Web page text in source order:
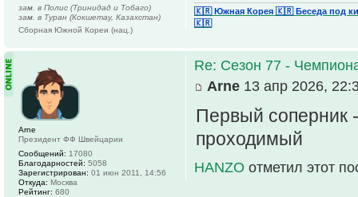
🇰🇷 Южная Корея 🇰🇷 Беседа под
🇰🇷
зам. в Полис (Тринидад и Тобаго)
зам. в Туран (Кокшетау, Казахстан)
Сборная Южной Кореи (нац.)
Re: Сезон 77 -
Arne 13 апр 2026,
Первый соперник
проходимый
HANZO отметил этот
Arne
Президент ФФ Швейцарии
Сообщений: 17080
Благодарностей: 5058
Зарегистрирован: 01 июн 2011, 14:56
Откуда: Москва
Рейтинг: 680